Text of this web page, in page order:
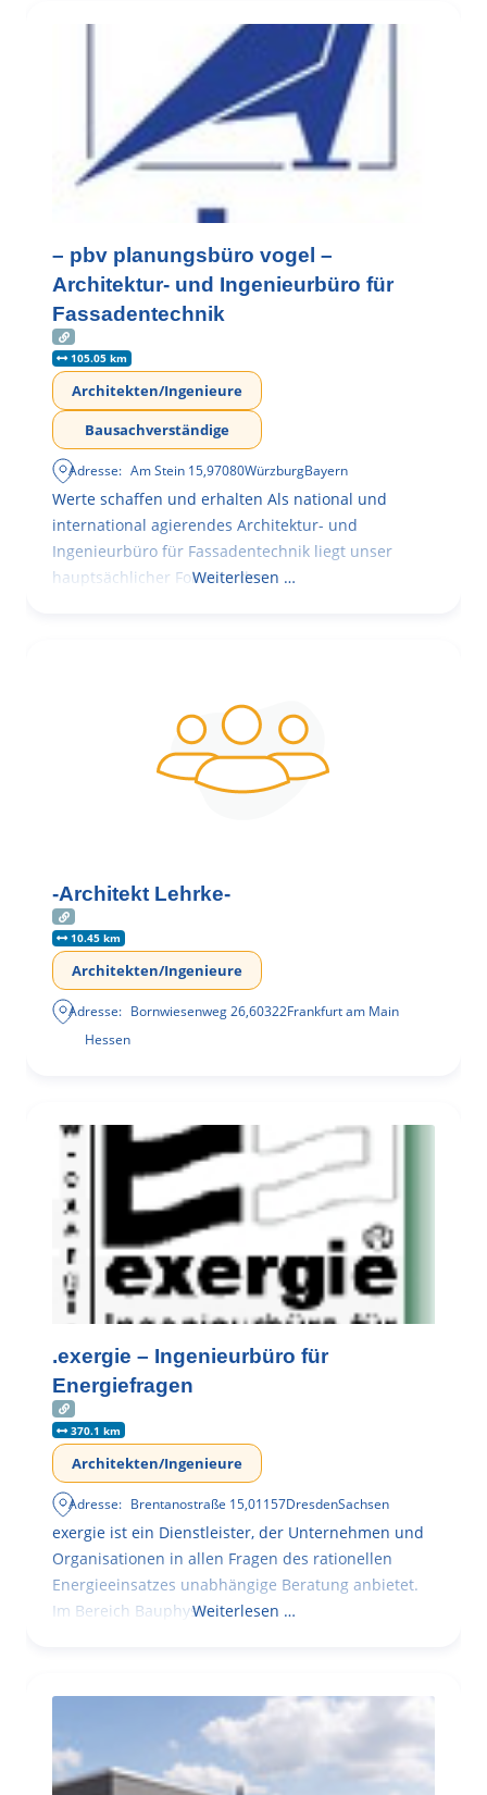
– pbv planungsbüro vogel –
Architektur- und Ingenieurbüro für
Fassadentechnik
105.05 km
Architekten/Ingenieure
Bausachverständige
Adresse: Am Stein 15,97080WürzburgBayern
Werte schaffen und erhalten Als national und
international agierendes Architektur- und
Ingenieurbüro für Fassadentechnik liegt unser
hauptsächlicher Fokus in der
Weiterlesen …
-Architekt Lehrke-
10.45 km
Architekten/Ingenieure
Adresse: Bornwiesenweg 26,60322Frankfurt am Main
Hessen
.exergie – Ingenieurbüro für
Energiefragen
370.1 km
Architekten/Ingenieure
Adresse: Brentanostraße 15,01157DresdenSachsen
exergie ist ein Dienstleister, der Unternehmen und
Organisationen in allen Fragen des rationellen
Energieeinsatzes unabhängige Beratung anbietet.
Im Bereich BauphysikWeiterlesen …